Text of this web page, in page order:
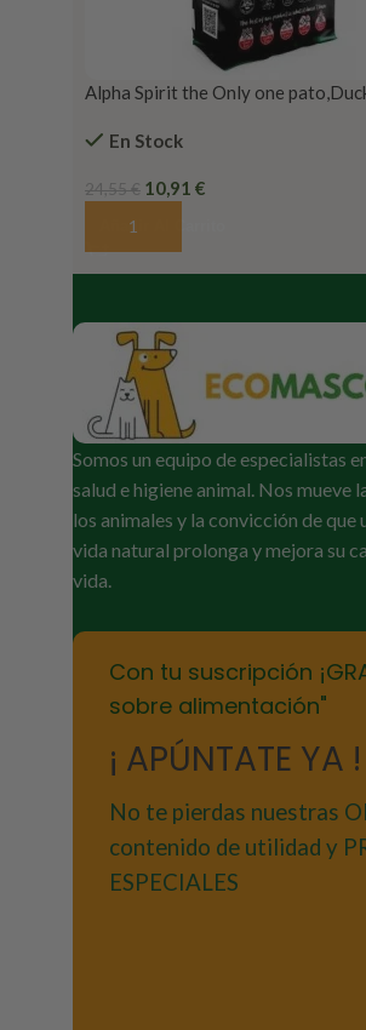
Alpha Spirit the Only one
En Stock
24,55€ 10,91 €
Añadir Al Carrito
Somos un equipo de especialistas
salud e higiene animal. Nos mueve
los animales y la convicción de que
vida natural prolonga y mejora su
vida.
Con tu suscripción
sobre alimentación"
¡ APÚNTATE YA !
No te pierdas nuestras
contenido de utilidad y
ESPECIALES